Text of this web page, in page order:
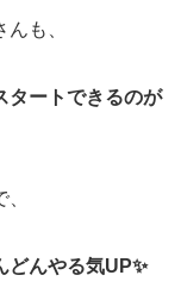
も、
タートできるのが
どんやる気UP✨